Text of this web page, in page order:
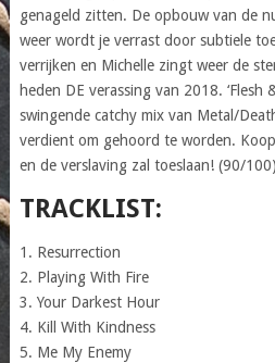
genageld zitten. De opbouw van de
weer wordt je verrast door subtiele
verrijken en Michelle zingt weer de
heden DE verassing van 2018. ‘Flesh
swingende catchy mix van Metal/
verdient om gehoord te worden.
en de verslaving zal toeslaan! (90/
TRACKLIST:
1. Resurrection
2. Playing With Fire
3. Your Darkest Hour
4. Kill With Kindness
5. Me My Enemy